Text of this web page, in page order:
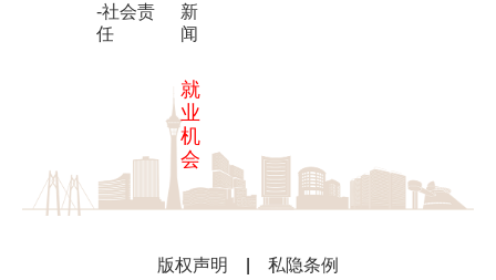
-社会责
任
新
闻
就
业
机
会
版权声明 私隐条例